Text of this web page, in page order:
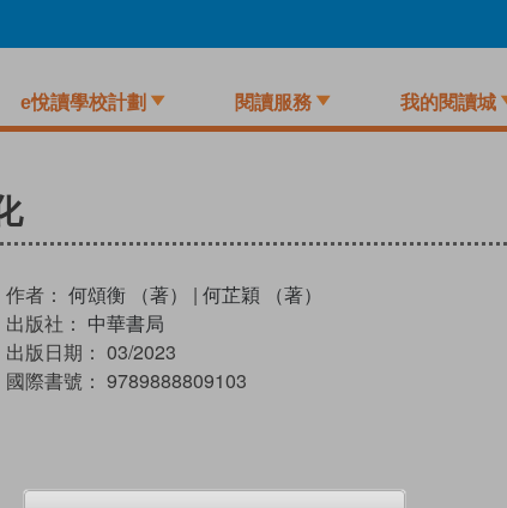
e悅讀學校計劃 閱讀服務 我的閱讀城
作者： 何頌衡 （著） | 何芷穎 （著）
出版社： 中華書局
出版日期： 03/2023
國際書號： 9789888809103